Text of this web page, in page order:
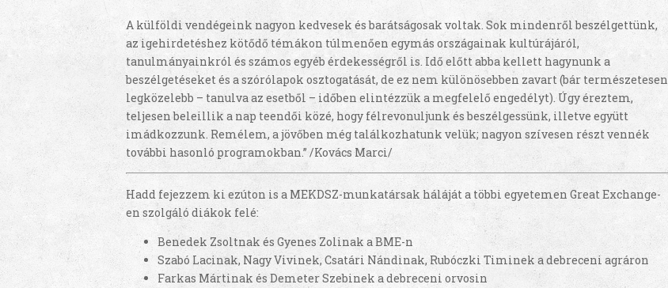
A külföldi vendégeink nagyon kedvesek és barátságosak voltak. Sok mindenről beszélgettünk,
az igehirdetéshez kötődő témákon túlmenően egymás országainak kultúrájáról,
tanulmányainkról és számos egyéb érdekességről is. Idő előtt abba kellett hagynunk a
beszélgetéseket és a szórólapok osztogatását, de ez nem különösebben zavart (bár természetesen
legközelebb – tanulva az esetből – időben elintézzük a megfelelő engedélyt). Úgy éreztem,
teljesen beleillik a nap teendői közé, hogy félrevonuljunk és beszélgessünk, illetve együtt
imádkozzunk. Remélem, a jövőben még találkozhatunk velük; nagyon szívesen részt vennék
további hasonló programokban.” /Kovács Marci/
Hadd fejezzem ki ezúton is a MEKDSZ-munkatársak háláját a többi egyetemen Great Exchange-
en szolgáló diákok felé:
Benedek Zsoltnak és Gyenes Zolinak a BME-n
Szabó Lacinak, Nagy Vivinek, Csatári Nándinak, Rubóczki Timinek a debreceni agráron
Farkas Mártinak és Demeter Szebinek a debreceni orvosin